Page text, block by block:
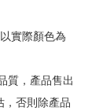
實際顏色為
質，產品售出
，否則除產品